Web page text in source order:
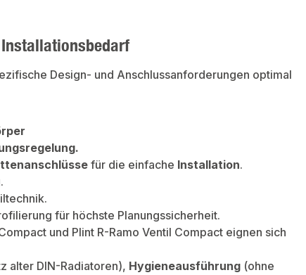
Design- und Anschlussanforderungen optimal
für die einfache Installation.
für höchste Planungssicherheit.
und Plint R-Ramo Ventil Compact eignen sich
alter DIN-Radiatoren), Hygieneausführung (ohne